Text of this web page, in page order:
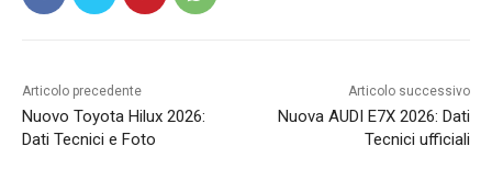
Articolo precedente
Nuovo Toyota Hilux 2026:
Dati Tecnici e Foto
Articolo successivo
Nuova AUDI E7X 2026: Dati
Tecnici ufficiali